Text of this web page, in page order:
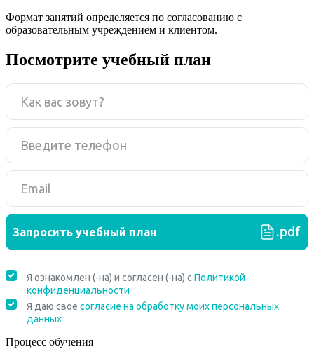
Формат занятий определяется по согласованию с
образовательным учреждением и клиентом.
Посмотрите учебный план
Процесс обучения